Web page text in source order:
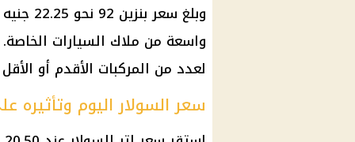
وبلغ
لعدد من المركبات الأقدم أو
سعر السولار اليوم وتأثيره